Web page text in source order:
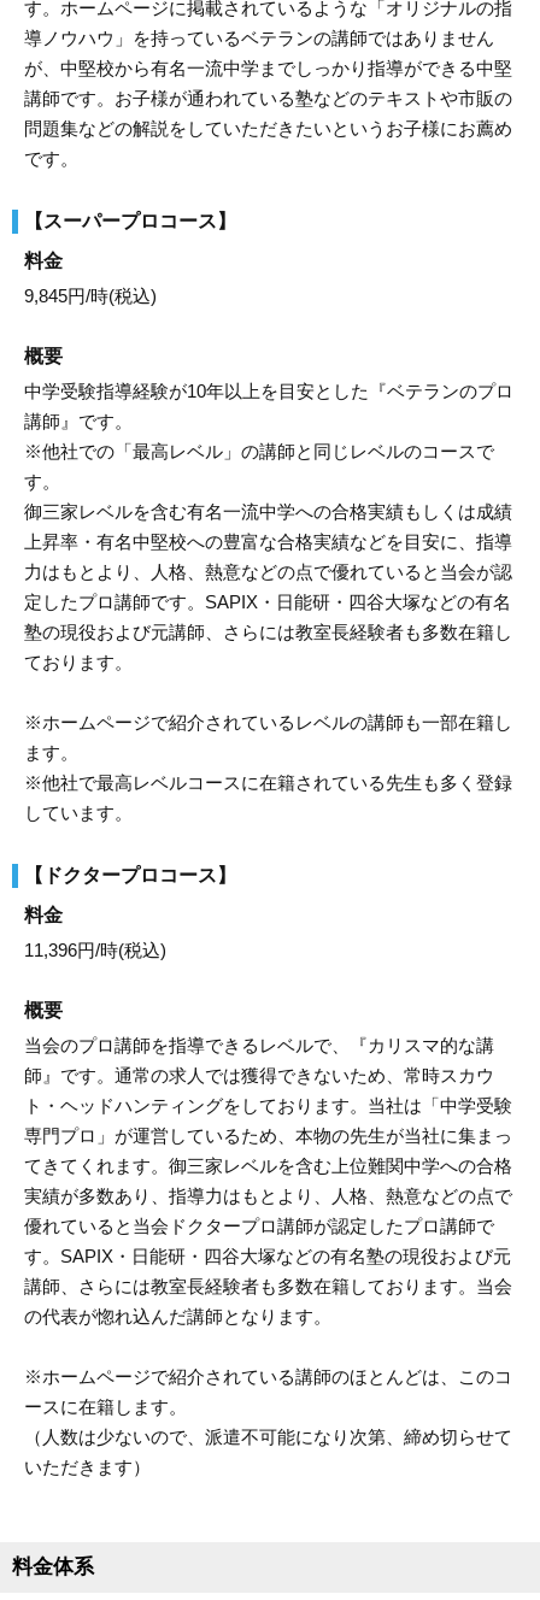
す。ホームページに掲載されているような「オリジナルの指
導ノウハウ」を持っているベテランの講師ではありません
が、中堅校から有名一流中学までしっかり指導ができる中堅
講師です。お子様が通われている塾などのテキストや市販の
問題集などの解説をしていただきたいというお子様にお薦め
です。
【スーパープロコース】
料金
9,845円/時(税込)
概要
中学受験指導経験が10年以上を目安とした『ベテランのプロ
講師』です。
※他社での「最高レベル」の講師と同じレベルのコースで
す。
御三家レベルを含む有名一流中学への合格実績もしくは成績
上昇率・有名中堅校への豊富な合格実績などを目安に、指導
力はもとより、人格、熱意などの点で優れていると当会が認
定したプロ講師です。SAPIX・日能研・四谷大塚などの有名
塾の現役および元講師、さらには教室長経験者も多数在籍し
ております。
※ホームページで紹介されているレベルの講師も一部在籍し
ます。
※他社で最高レベルコースに在籍されている先生も多く登録
しています。
【ドクタープロコース】
料金
11,396円/時(税込)
概要
当会のプロ講師を指導できるレベルで、『カリスマ的な講
師』です。通常の求人では獲得できないため、常時スカウ
ト・ヘッドハンティングをしております。当社は「中学受験
専門プロ」が運営しているため、本物の先生が当社に集まっ
てきてくれます。御三家レベルを含む上位難関中学への合格
実績が多数あり、指導力はもとより、人格、熱意などの点で
優れていると当会ドクタープロ講師が認定したプロ講師で
す。SAPIX・日能研・四谷大塚などの有名塾の現役および元
講師、さらには教室長経験者も多数在籍しております。当会
の代表が惚れ込んだ講師となります。
※ホームページで紹介されている講師のほとんどは、このコ
ースに在籍します。
（人数は少ないので、派遣不可能になり次第、締め切らせて
いただきます）
料金体系